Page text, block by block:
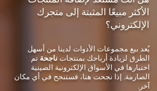
الأكثر مبيعًا المثبتة إلى متجرك
الإلكتروني؟
يُعد بيع مجموعات الأدوات لدينا من أسهل
الطرق لزيادة أرباحك بمنتجات ناجحة تم
اختبارها في الأسواق الإلكترونية الصينية
الصارمة. إذا نجحت هنا، فستنجح في أي مكان
آخر.